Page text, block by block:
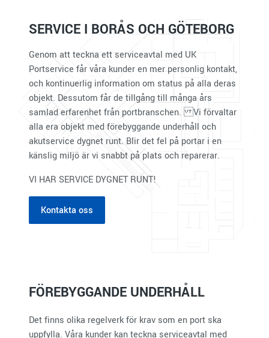
SERVICE I BORÅS OCH GÖTEBORG
Genom att teckna ett serviceavtal med UK
Portservice får våra kunder en mer personlig kontakt,
och kontinuerlig information om status på alla deras
objekt. Dessutom får de tillgång till många års
samlad erfarenhet från portbranschen. Vi förvaltar
alla era objekt med förebyggande underhåll och
akutservice dygnet runt. Blir det fel på portar i en
känslig miljö är vi snabbt på plats och reparerar.
VI HAR SERVICE DYGNET RUNT!
Kontakta oss
FÖREBYGGANDE UNDERHÅLL
Det finns olika regelverk för krav som en port ska
uppfylla. Våra kunder kan teckna serviceavtal med